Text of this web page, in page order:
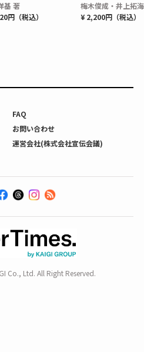
基 著
円（税込）
梅木俊成・井上拓
¥ 2,200円（税込）
FAQ
お問い合わせ
運営会社(株式会社宣伝会議)
Co., Ltd. All Right Reserved.